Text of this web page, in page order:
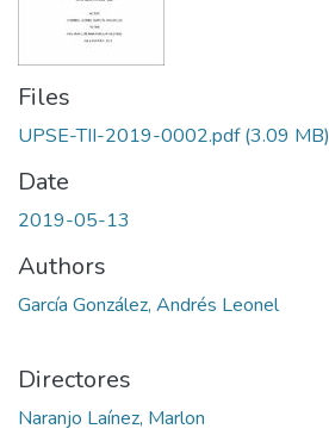
Files
UPSE-TII-2019-0002.pdf(3.09 MB)
Date
2019-05-13
Authors
García González, Andrés Leonel
Directores
Naranjo Laínez, Marlon